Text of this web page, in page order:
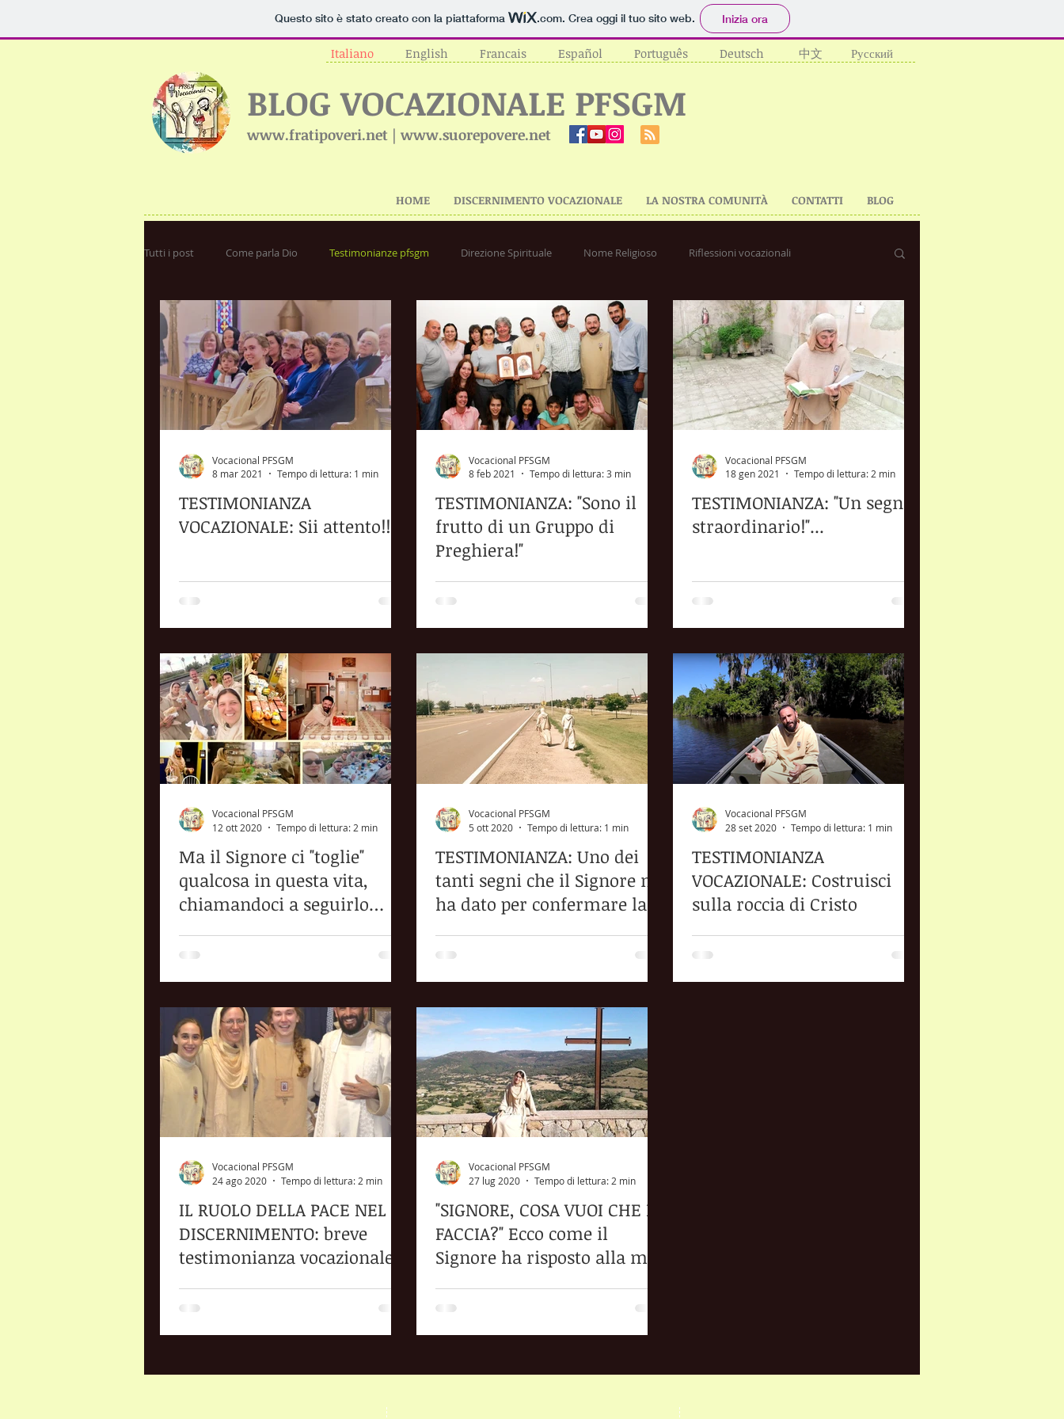
Questo sito è stato creato con la piattaforma .com. Crea oggi il tuo sito web. Inizia ora
Italiano English Francais Español Português Deutsch 中文 Русский
BLOG VOCAZIONALE PFSGM
www.fratipoveri.net | www.suorepovere.net
HOME DISCERNIMENTO VOCAZIONALE LA NOSTRA COMUNITÀ CONTATTI BLOG
Tutti i post Come parla Dio Testimonianze pfsgm Direzione Spirituale Nome Religioso Riflessioni vocazionali
Testimonianze di aspiranti Discernere la Comunità giusta
TESTIMONIANZA
VOCAZIONALE: Sii attento!!
Vocacional PFSGM
8 mar 2021
Tempo di lettura: 1 min
TESTIMONIANZA: "Sono il
frutto di un Gruppo di
Preghiera!"
Vocacional PFSGM
8 feb 2021
Tempo di lettura: 3 min
TESTIMONIANZA: "Un segno
straordinario!"...
Vocacional PFSGM
18 gen 2021
Tempo di lettura: 2 min
Ma il Signore ci "toglie"
qualcosa in questa vita,
chiamandoci a seguirlo
Vocacional PFSGM
12 ott 2020
Tempo di lettura: 2 min
TESTIMONIANZA: Uno dei
tanti segni che il Signore mi
ha dato per confermare la
Vocacional PFSGM
5 ott 2020
Tempo di lettura: 1 min
TESTIMONIANZA
VOCAZIONALE: Costruisci
sulla roccia di Cristo
Vocacional PFSGM
28 set 2020
Tempo di lettura: 1 min
IL RUOLO DELLA PACE NEL
DISCERNIMENTO: breve
testimonianza vocazionale
Vocacional PFSGM
24 ago 2020
Tempo di lettura: 2 min
"SIGNORE, COSA VUOI CHE IO
FACCIA?" Ecco come il
Signore ha risposto alla mia
Vocacional PFSGM
27 lug 2020
Tempo di lettura: 2 min